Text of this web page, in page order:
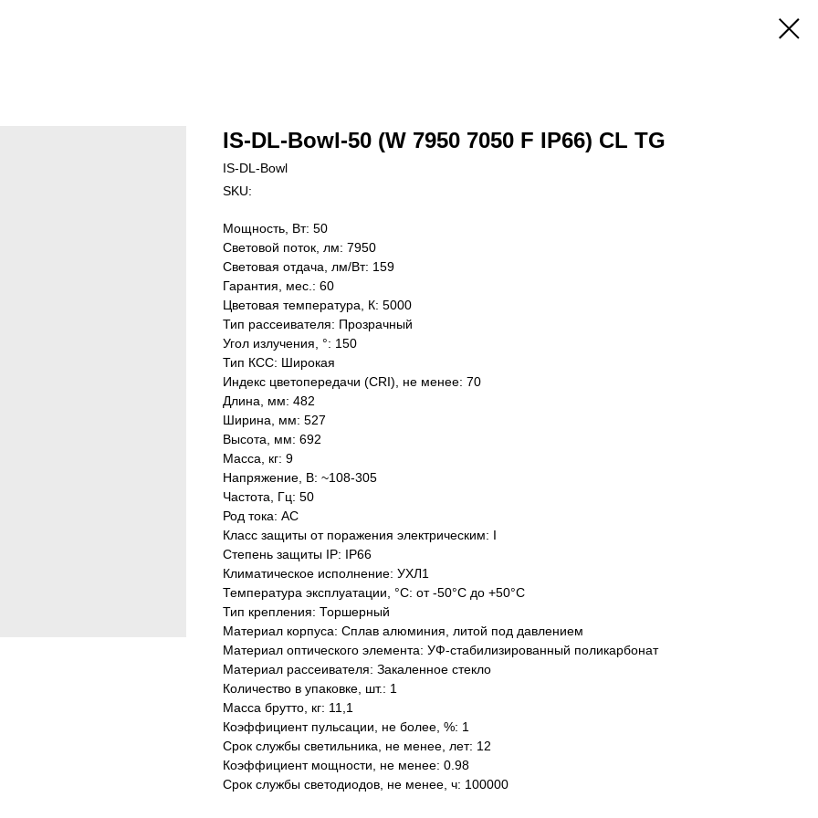
IS-DL-Bowl-50 (W 7950 7050 F IP66) CL TG
IS-DL-Bowl
SKU:
Мощность, Вт: 50
Световой поток, лм: 7950
Световая отдача, лм/Вт: 159
Гарантия, мес.: 60
Цветовая температура, К: 5000
Тип рассеивателя: Прозрачный
Угол излучения, °: 150
Тип КСС: Широкая
Индекс цветопередачи (CRI), не менее: 70
Длина, мм: 482
Ширина, мм: 527
Высота, мм: 692
Масса, кг: 9
Напряжение, В: ~108-305
Частота, Гц: 50
Род тока: AC
Класс защиты от поражения электрическим: I
Степень защиты IP: IP66
Климатическое исполнение: УХЛ1
Температура эксплуатации, °С: от -50°C до +50°C
Тип крепления: Торшерный
Материал корпуса: Сплав алюминия, литой под давлением
Материал оптического элемента: УФ-стабилизированный поликарбонат
Материал рассеивателя: Закаленное стекло
Количество в упаковке, шт.: 1
Масса брутто, кг: 11,1
Коэффициент пульсации, не более, %: 1
Срок службы светильника, не менее, лет: 12
Коэффициент мощности, не менее: 0.98
Срок службы светодиодов, не менее, ч: 100000